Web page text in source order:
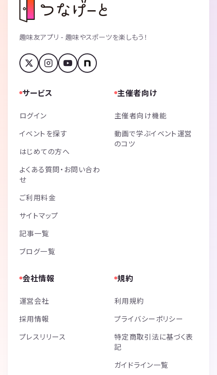
趣味友アプリ - 趣味やスポーツを楽しもう！
サービス
ログイン
イベントを探す
はじめての方へ
よくある質問・お問い合わ
せ
ご利用料金
サイトマップ
記事一覧
ブログ一覧
主催者向け
主催者向け機能
動画で学ぶイベント運営
のコツ
会社情報
運営会社
採用情報
プレスリリース
規約
利用規約
プライバシーポリシー
特定商取引法に基づく表
記
ガイドライン一覧